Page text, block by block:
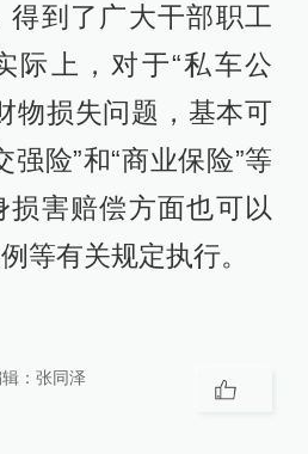
得到了广大干部职工
际上，对于“私车公
物损失问题，基本可
强险”和“商业保险”等
损害赔偿方面也可以
等有关规定执行。
： 张同泽